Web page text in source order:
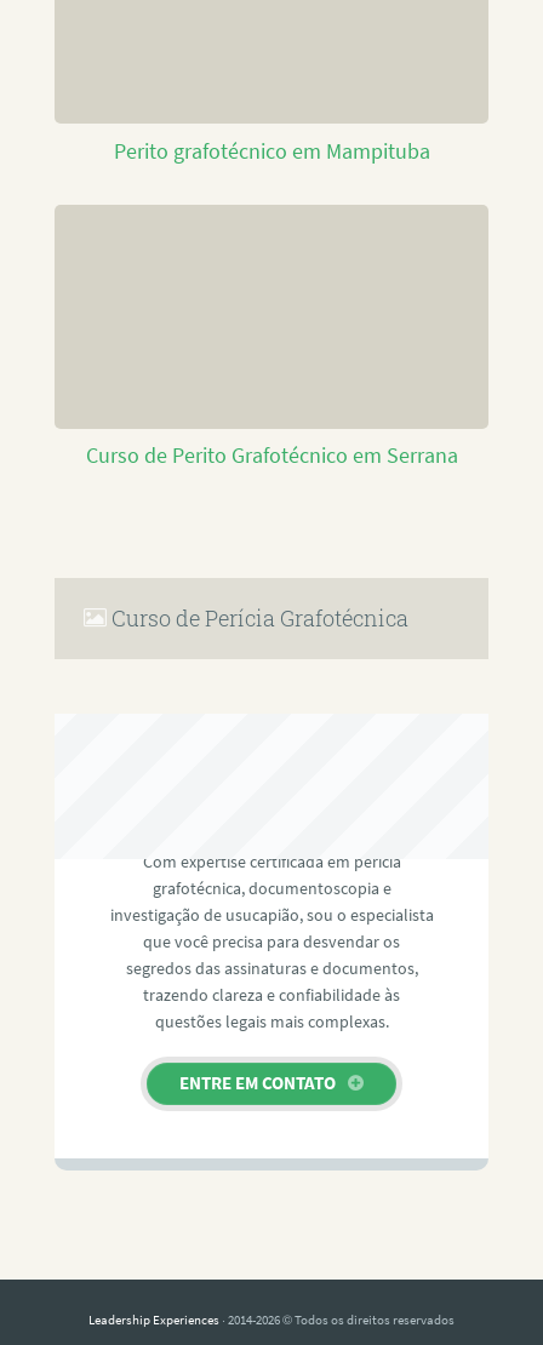
Perito grafotécnico em Mampituba
Curso de Perito Grafotécnico em Serrana
Curso de Perícia Grafotécnica
Com expertise certificada em perícia
grafotécnica, documentoscopia e
investigação de usucapião, sou o especialista
que você precisa para desvendar os
segredos das assinaturas e documentos,
trazendo clareza e confiabilidade às
questões legais mais complexas.
ENTRE EM CONTATO
Leadership Experiences · 2014-2026 © Todos os direitos reservados